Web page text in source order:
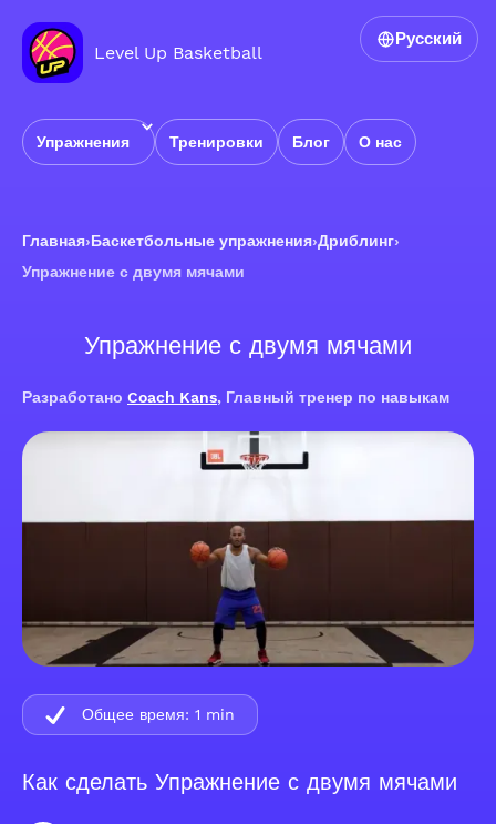
Level Up Basketball
Упражнения Тренировки Блог О нас
Русский
Главная›Баскетбольные упражнения›Дриблинг›
Упражнение с двумя мячами
Упражнение с двумя мячами
Разработано Coach Kans, Главный тренер по навыкам
Как сделать Упражнение с двумя мячами
Общее время: 1 min